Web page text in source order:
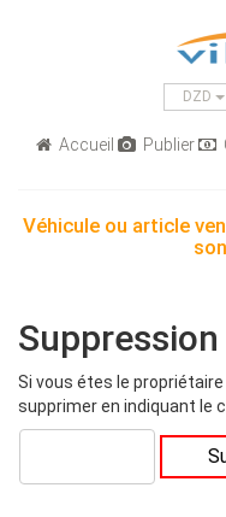
DZD
Accueil Publier
Véhicule ou article
Si vous étes le
supprimer en indiquant le